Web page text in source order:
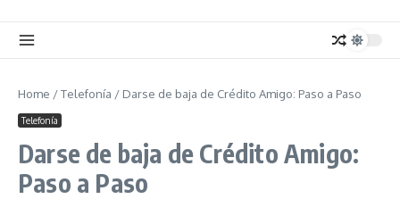
Home /Telefonía / Darse de baja de Crédito Amigo: Paso a Paso
Telefonía
Darse de baja de Crédito Amigo:
Paso a Paso